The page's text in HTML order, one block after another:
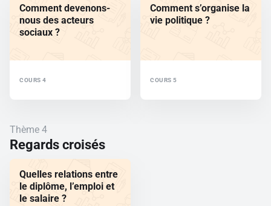
Comment devenons-
nous des acteurs
sociaux ?
COURS 4
Comment s’organise la
vie politique ?
COURS 5
Thème 4
Regards croisés
Quelles relations entre
le diplôme, l’emploi et
le salaire ?